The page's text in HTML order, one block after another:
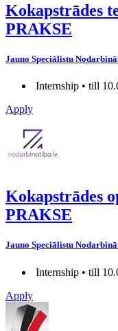
Kokapstrādes
PRAKSE
Jauno Speciālistu
Internship • till
Apply
Kokapstrādes
PRAKSE
Jauno Speciālistu
Internship • till
Apply